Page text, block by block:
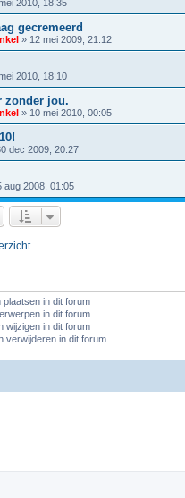
2010, 18:35
gecremeerd
» 12 mei 2009, 21:12
2010, 18:10
zonder jou.
» 10 mei 2010, 00:05
dec 2009, 20:27
aug 2008, 01:05
plaatsen in dit forum
in dit forum
wijzigen in dit forum
verwijderen in dit forum